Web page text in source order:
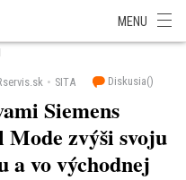
MENU
SITA Diskusia()
Siemens
zvýši svoju
a vo východnej